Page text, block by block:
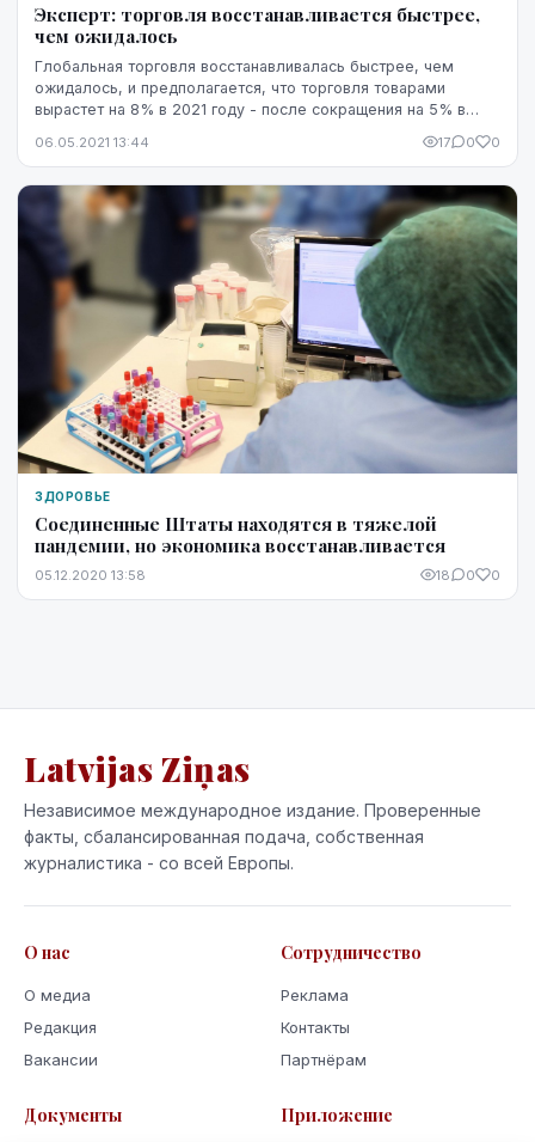
Эксперт: торговля восстанавливается быстрее,
чем ожидалось
Глобальная торговля восстанавливалась быстрее, чем
ожидалось, и предполагается, что торговля товарами
вырастет на 8% в 2021 году - после сокращения на 5% в
06.05.2021 13:44 17 0 0
ЗДОРОВЬЕ
Соединенные Штаты находятся в тяжелой
пандемии, но экономика восстанавливается
05.12.2020 13:58 18 0 0
Latvijas Ziņas
Независимое международное издание. Проверенные
факты, сбалансированная подача, собственная
журналистика - со всей Европы.
О нас
О медиа
Редакция
Вакансии
Сотрудничество
Реклама
Контакты
Партнёрам
Документы Приложение